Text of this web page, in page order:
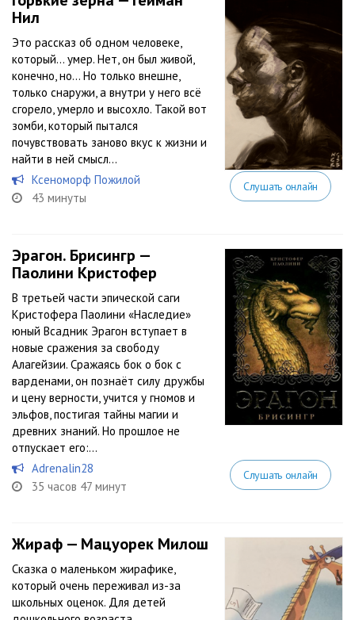
Нил
Это рассказ об одном человеке,
который… умер. Нет, он был живой,
конечно, но… Но только внешне,
только снаружи, а внутри у него всё
сгорело, умерло и высохло. Такой вот
зомби, который пытался
почувствовать заново вкус к жизни и
найти в ней смысл…
Ксеноморф Пожилой
43 минуты
Слушать онлайн
Эрагон. Брисингр —
Паолини Кристофер
В третьей части эпической саги
Кристофера Паолини «Наследие»
юный Всадник Эрагон вступает в
новые сражения за свободу
Алагейзии. Сражаясь бок о бок с
варденами, он познаёт силу дружбы
и цену верности, учится у гномов и
эльфов, постигая тайны магии и
древних знаний. Но прошлое не
отпускает его:...
Adrenalin28
35 часов 47 минут
Слушать онлайн
Жираф — Мацуорек Милош
Сказка о маленьком жирафике,
который очень переживал из-за
школьных оценок. Для детей